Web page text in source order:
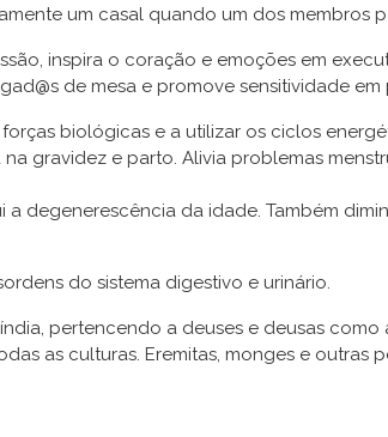
um casal quando um dos membros
inspira o coração e emoções em
de mesa e promove sensitividade em
biológicas e a utilizar os ciclos
gravidez e parto. Alivia problemas
degenerescência da idade. Também
do sistema digestivo e urinário.
pertencendo a deuses e deusas como
as culturas. Eremitas, monges e outras